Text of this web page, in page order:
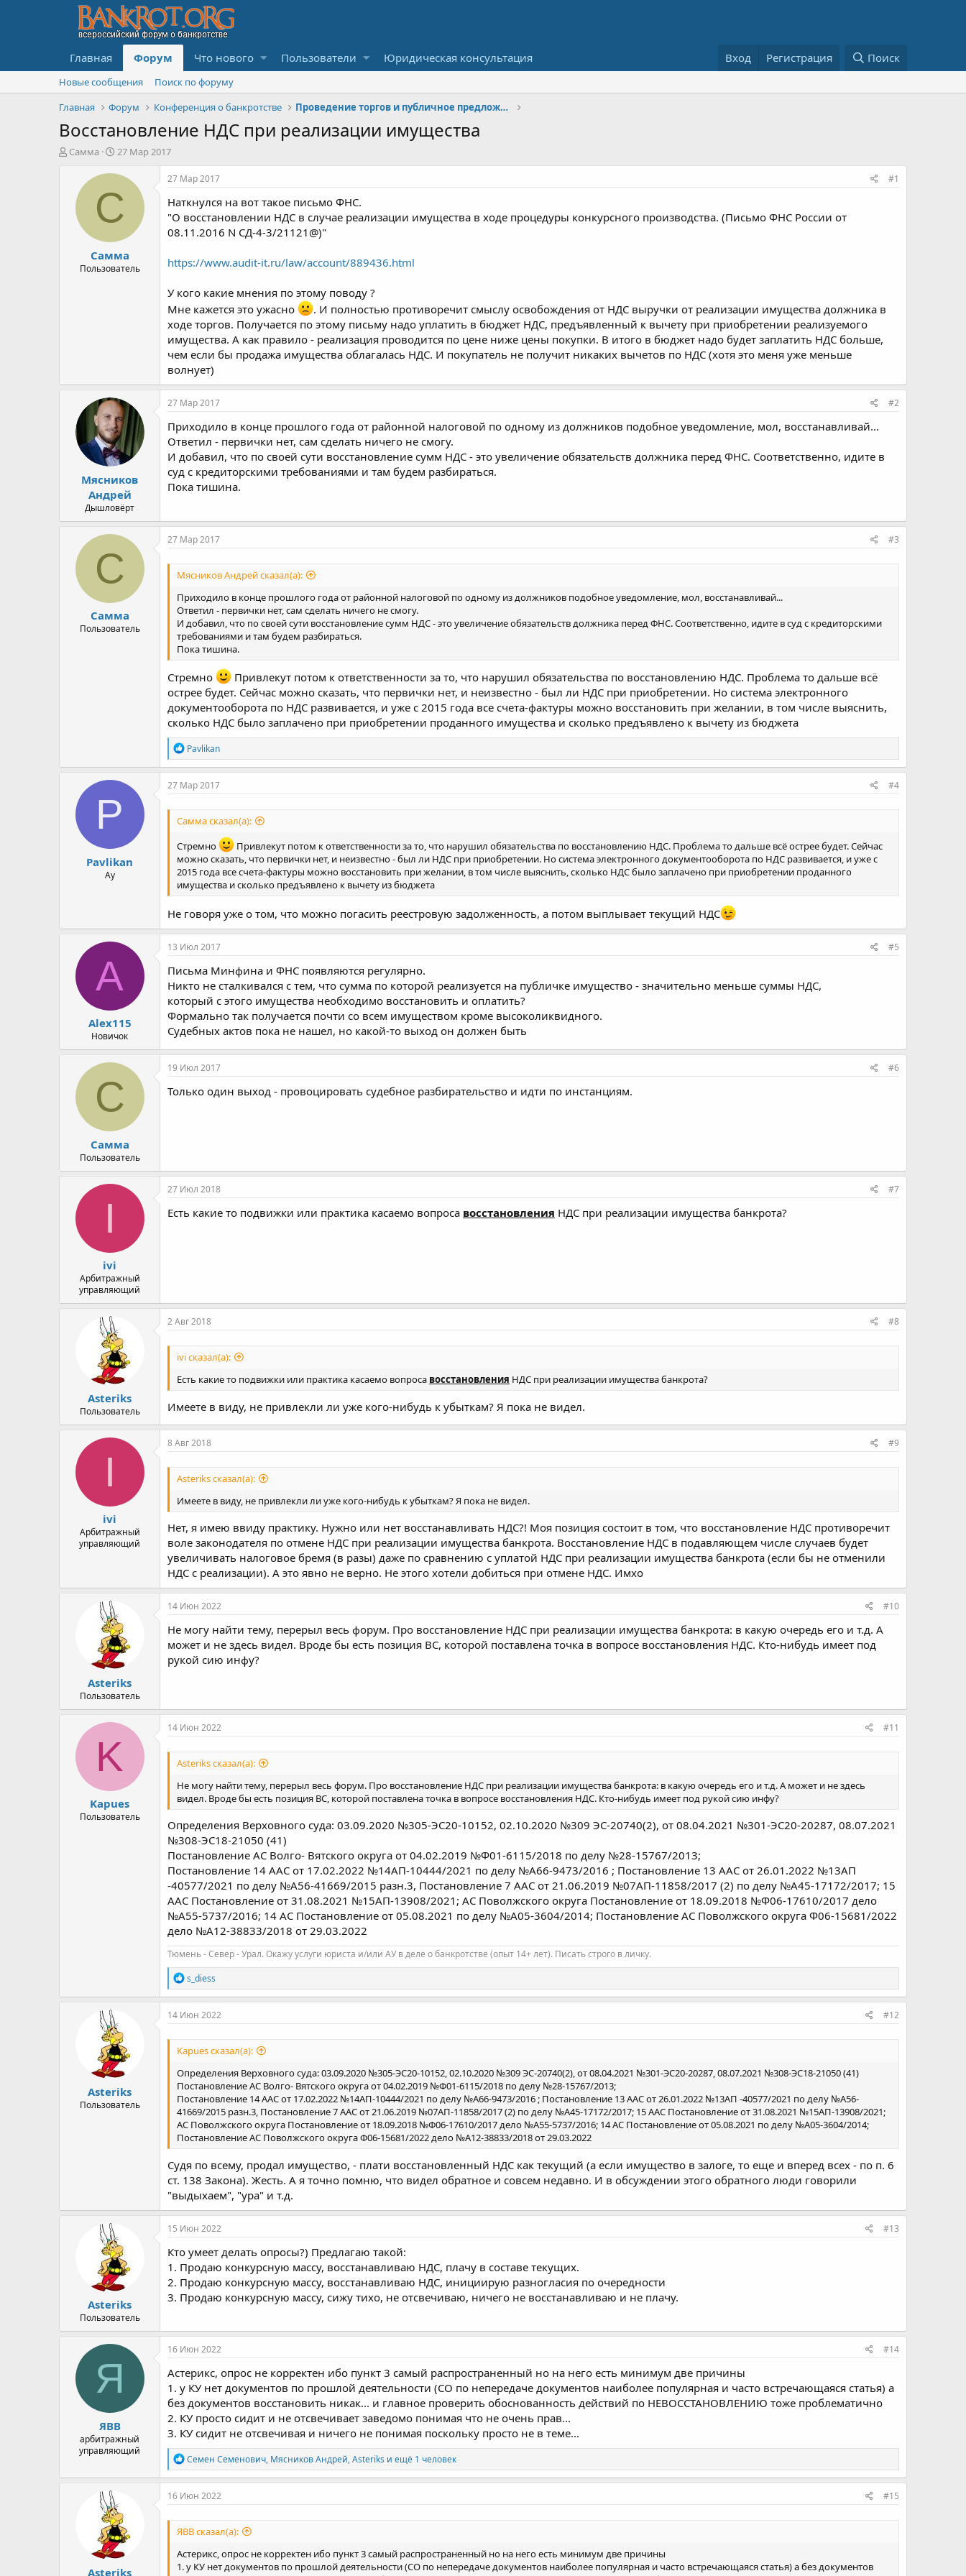
Главная Форум Что нового Пользователи Юридическая консультация Вход Регистрация Поиск
Новые сообщения
Поиск по форуму
Главная
Форум Конференция о банкротстве Проведение торгов и публичное предложение
Восстановление НДС при реализации имущества
А
Самма
Д
т
н
а
а
л
а
27 Мар 2017
С
Самма
Пользователь
27 Мар 2017 #1
Наткнулся на вот такое письмо ФНС.
"О восстановлении НДС в случае реализации имущества в ходе процедуры конкурсного производства. (Письмо ФНС России от
08.11.2016 N СД-4-3/21121@)"
https://www.audit-it.ru/law/account/889436.html
У кого какие мнения по этому поводу ?
Мне кажется это ужасно
. И полностью противоречит смыслу освобождения от НДС выручки от реализации имущества должника в
ходе торгов. Получается по этому письму надо уплатить в бюджет НДС, предъявленный к вычету при приобретении реализуемого
имущества. А как правило - реализация проводится по цене ниже цены покупки. В итого в бюджет надо будет заплатить НДС больше,
чем если бы продажа имущества облагалась НДС. И покупатель не получит никаких вычетов по НДС (хотя это меня уже меньше
волнует)
Мясников
Андрей
Дышловёрт
27 Мар 2017 #2
Приходило в конце прошлого года от районной налоговой по одному из должников подобное уведомление, мол, восстанавливай...
Ответил - первички нет, сам сделать ничего не смогу.
И добавил, что по своей сути восстановление сумм НДС - это увеличение обязательств должника перед ФНС. Соответственно, идите в
суд с кредиторскими требованиями и там будем разбираться.
Пока тишина.
С
Самма
Пользователь
27 Мар 2017 #3
Мясников Андрей сказал(а):
Приходило в конце прошлого года от районной налоговой по одному из должников подобное уведомление, мол, восстанавливай...
Ответил - первички нет, сам сделать ничего не смогу.
И добавил, что по своей сути восстановление сумм НДС - это увеличение обязательств должника перед ФНС. Соответственно, идите в суд с кредиторскими
требованиями и там будем разбираться.
Пока тишина.
Стремно
Привлекут потом к ответственности за то, что нарушил обязательства по восстановлению НДС. Проблема то дальше всё
острее будет. Сейчас можно сказать, что первички нет, и неизвестно - был ли НДС при приобретении. Но система электронного
документооборота по НДС развивается, и уже с 2015 года все счета-фактуры можно восстановить при желании, в том числе выяснить,
сколько НДС было заплачено при приобретении проданного имущества и сколько предъявлено к вычету из бюджета
Р
е
а
к
:
Pavlikan
P
Pavlikan
Ау
27 Мар 2017 #4
Самма сказал(а):
Стремно
Привлекут потом к ответственности за то, что нарушил обязательства по восстановлению НДС. Проблема то дальше всё острее будет. Сейчас
можно сказать, что первички нет, и неизвестно - был ли НДС при приобретении. Но система электронного документооборота по НДС развивается, и уже с
2015 года все счета-фактуры можно восстановить при желании, в том числе выяснить, сколько НДС было заплачено при приобретении проданного
имущества и сколько предъявлено к вычету из бюджета
Не говоря уже о том, что можно погасить реестровую задолженность, а потом выплывает текущий НДС
A
Alex115
Новичок
13 Июл 2017 #5
Письма Минфина и ФНС появляются регулярно.
Никто не сталкивался с тем, что сумма по которой реализуется на публичке имущество - значительно меньше суммы НДС,
который с этого имущества необходимо восстановить и оплатить?
Формально так получается почти со всем имуществом кроме высоколиквидного.
Судебных актов пока не нашел, но какой-то выход он должен быть
С
Самма
Пользователь
19 Июл 2017 #6
Только один выход - провоцировать судебное разбирательство и идти по инстанциям.
I
ivi
Арбитражный
управляющий
27 Июл 2018 #7
Есть какие то подвижки или практика касаемо вопроса восстановления НДС при реализации имущества банкрота?
Asteriks
Пользователь
2 Авг 2018 #8
ivi сказал(а):
Есть какие то подвижки или практика касаемо вопроса восстановления НДС при реализации имущества банкрота?
Имеете в виду, не привлекли ли уже кого-нибудь к убыткам? Я пока не видел.
I
ivi
Арбитражный
управляющий
8 Авг 2018 #9
Asteriks сказал(а):
Имеете в виду, не привлекли ли уже кого-нибудь к убыткам? Я пока не видел.
Нет, я имею ввиду практику. Нужно или нет восстанавливать НДС?! Моя позиция состоит в том, что восстановление НДС противоречит
воле законодателя по отмене НДС при реализации имущества банкрота. Восстановление НДС в подавляющем числе случаев будет
увеличивать налоговое бремя (в разы) даже по сравнению с уплатой НДС при реализации имущества банкрота (если бы не отменили
НДС с реализации). А это явно не верно. Не этого хотели добиться при отмене НДС. Имхо
Asteriks
Пользователь
14 Июн 2022 #10
Не могу найти тему, перерыл весь форум. Про восстановление НДС при реализации имущества банкрота: в какую очередь его и т.д. А
может и не здесь видел. Вроде бы есть позиция ВС, которой поставлена точка в вопросе восстановления НДС. Кто-нибудь имеет под
рукой сию инфу?
K
Kapues
Пользователь
14 Июн 2022 #11
Asteriks сказал(а):
Не могу найти тему, перерыл весь форум. Про восстановление НДС при реализации имущества банкрота: в какую очередь его и т.д. А может и не здесь
видел. Вроде бы есть позиция ВС, которой поставлена точка в вопросе восстановления НДС. Кто-нибудь имеет под рукой сию инфу?
Определения Верховного суда: 03.09.2020 №305-ЭС20-10152, 02.10.2020 №309 ЭС-20740(2), от 08.04.2021 №301-ЭС20-20287, 08.07.2021
№308-ЭС18-21050 (41)
Постановление АС Волго- Вятского округа от 04.02.2019 №Ф01-6115/2018 по делу №28-15767/2013;
Постановление 14 ААС от 17.02.2022 №14АП-10444/2021 по делу №А66-9473/2016 ; Постановление 13 ААС от 26.01.2022 №13АП
-40577/2021 по делу №А56-41669/2015 разн.3, Постановление 7 ААС от 21.06.2019 №07АП-11858/2017 (2) по делу №А45-17172/2017; 15
ААС Постановление от 31.08.2021 №15АП-13908/2021; АС Поволжского округа Постановление от 18.09.2018 №Ф06-17610/2017 дело
№А55-5737/2016; 14 АС Постановление от 05.08.2021 по делу №А05-3604/2014; Постановление АС Поволжского округа Ф06-15681/2022
дело №А12-38833/2018 от 29.03.2022
Тюмень - Север - Урал. Окажу услуги юриста и/или АУ в деле о банкротстве (опыт 14+ лет). Писать строго в личку.
Р
е
а
к
:
s_diess
Asteriks
Пользователь
14 Июн 2022 #12
Kapues сказал(а):
Определения Верховного суда: 03.09.2020 №305-ЭС20-10152, 02.10.2020 №309 ЭС-20740(2), от 08.04.2021 №301-ЭС20-20287, 08.07.2021 №308-ЭС18-21050 (41)
Постановление АС Волго- Вятского округа от 04.02.2019 №Ф01-6115/2018 по делу №28-15767/2013;
Постановление 14 ААС от 17.02.2022 №14АП-10444/2021 по делу №А66-9473/2016 ; Постановление 13 ААС от 26.01.2022 №13АП -40577/2021 по делу №А56-
41669/2015 разн.3, Постановление 7 ААС от 21.06.2019 №07АП-11858/2017 (2) по делу №А45-17172/2017; 15 ААС Постановление от 31.08.2021 №15АП-13908/2021;
АС Поволжского округа Постановление от 18.09.2018 №Ф06-17610/2017 дело №А55-5737/2016; 14 АС Постановление от 05.08.2021 по делу №А05-3604/2014;
Постановление АС Поволжского округа Ф06-15681/2022 дело №А12-38833/2018 от 29.03.2022
Судя по всему, продал имущество, - плати восстановленный НДС как текущий (а если имущество в залоге, то еще и вперед всех - по п. 6
ст. 138 Закона). Жесть. А я точно помню, что видел обратное и совсем недавно. И в обсуждении этого обратного люди говорили
"выдыхаем", "ура" и т.д.
Asteriks
Пользователь
15 Июн 2022 #13
Кто умеет делать опросы?) Предлагаю такой:
1. Продаю конкурсную массу, восстанавливаю НДС, плачу в составе текущих.
2. Продаю конкурсную массу, восстанавливаю НДС, инициирую разногласия по очередности
3. Продаю конкурсную массу, сижу тихо, не отсвечиваю, ничего не восстанавливаю и не плачу.
Я
ЯВВ
арбитражный
управляющий
16 Июн 2022 #14
Астерикс, опрос не корректен ибо пункт 3 самый распространенный но на него есть минимум две причины
1. у КУ нет документов по прошлой деятельности (СО по непередаче документов наиболее популярная и часто встречающаяся статья) а
без документов восстановить никак... и главное проверить обоснованность действий по НЕВОССТАНОВЛЕНИЮ тоже проблематично
2. КУ просто сидит и не отсвечивает заведомо понимая что не очень прав...
3. КУ сидит не отсвечивая и ничего не понимая поскольку просто не в теме...
Р
е
а
к
и
:
Семен Семенович, Мясников Андрей,Asteriks и ещё 1 человек
Asteriks
16 Июн 2022 #15
ЯВВ сказал(а):
Астерикс, опрос не корректен ибо пункт 3 самый распространенный но на него есть минимум две причины
1. у КУ нет документов по прошлой деятельности (СО по непередаче документов наиболее популярная и часто встречающаяся статья) а без документов